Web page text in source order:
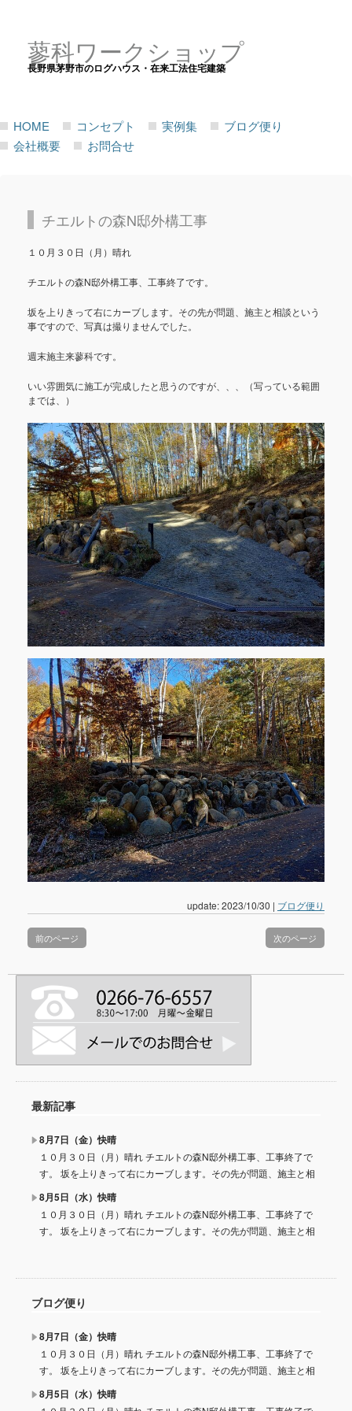
蓼科ワークショップ
長野県茅野市のログハウス・在来工法住宅建築
HOME コンセプト 実例集
ブログ便り
会社概要
お問合せ
チエルトの森N邸外構工事
１０月３０日（月）晴れ
チエルトの森N邸外構工事、工事終了です。
坂を上りきって右にカーブします。その先が問題、施主と相談という
事ですので、写真は撮りませんでした。
週末施主来蓼科です。
いい雰囲気に施工が完成したと思うのですが、、、（写っている範囲
までは、）
update: 2023/10/30 | ブログ便り
前のページ 次のページ
最新記事
8月7日（金）快晴
１０月３０日（月）晴れ チエルトの森N邸外構工事、工事終了で
す。 坂を上りきって右にカーブします。その先が問題、施主と相
8月5日（水）快晴
１０月３０日（月）晴れ チエルトの森N邸外構工事、工事終了で
す。 坂を上りきって右にカーブします。その先が問題、施主と相
ブログ便り
8月7日（金）快晴
１０月３０日（月）晴れ チエルトの森N邸外構工事、工事終了で
す。 坂を上りきって右にカーブします。その先が問題、施主と相
8月5日（水）快晴